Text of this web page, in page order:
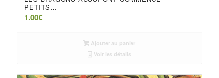
PETITS…
1.00€
Ajouter au panier
Voir les détails